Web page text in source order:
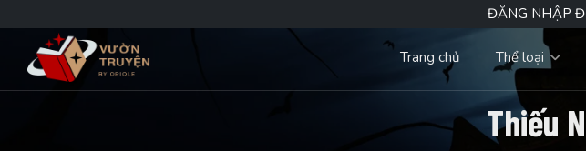
ĐĂNG NHẬP
Trang chủ Thể loại
Thiếu